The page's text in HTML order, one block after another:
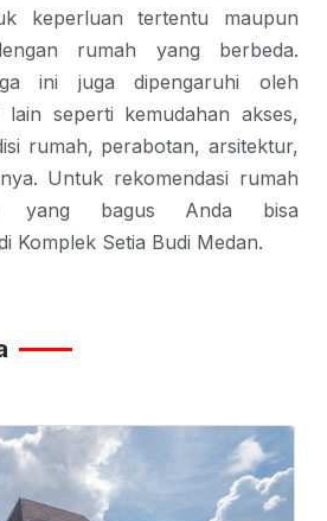
keperluan tertentu maupun
rumah yang berbeda.
ini juga dipengaruhi oleh
seperti kemudahan akses,
rumah, perabotan, arsitektur,
Untuk rekomendasi rumah
yang bagus Anda bisa
Komplek Setia Budi Medan.